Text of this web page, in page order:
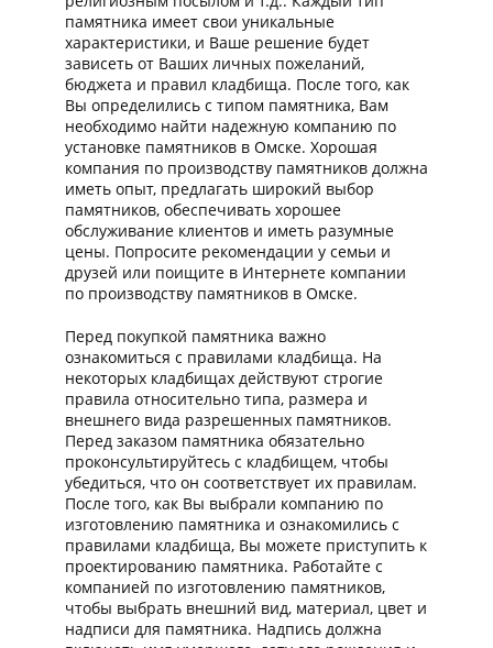
памятника имеет свои уникальные
характеристики, и Ваше решение будет
зависеть от Ваших личных пожеланий,
бюджета и правил кладбища. После того, как
Вы определились с типом памятника, Вам
необходимо найти надежную компанию по
установке памятников в Омске. Хорошая
компания по производству памятников должна
иметь опыт, предлагать широкий выбор
памятников, обеспечивать хорошее
обслуживание клиентов и иметь разумные
цены. Попросите рекомендации у семьи и
друзей или поищите в Интернете компании
по производству памятников в Омске.
Перед покупкой памятника важно
ознакомиться с правилами кладбища. На
некоторых кладбищах действуют строгие
правила относительно типа, размера и
внешнего вида разрешенных памятников.
Перед заказом памятника обязательно
проконсультируйтесь с кладбищем, чтобы
убедиться, что он соответствует их правилам.
После того, как Вы выбрали компанию по
изготовлению памятника и ознакомились с
правилами кладбища, Вы можете приступить к
проектированию памятника. Работайте с
компанией по изготовлению памятников,
чтобы выбрать внешний вид, материал, цвет и
надписи для памятника. Надпись должна